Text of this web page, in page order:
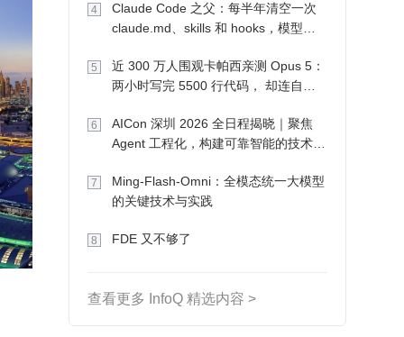
4
Claude Code 之父：每半年清空一次
claude.md、skills 和 hooks，模型自
5
近 300 万人围观卡帕西亲测 Opus 5：
两小时写完 5500 行代码， 却连自己
6
AICon 深圳 2026 全日程揭晓｜聚焦
Agent 工程化，构建可靠智能的技术路
7
Ming-Flash-Omni：全模态统一大模型
的关键技术与实践
8 FDE 又不够了
查看更多 InfoQ 精选内容 >